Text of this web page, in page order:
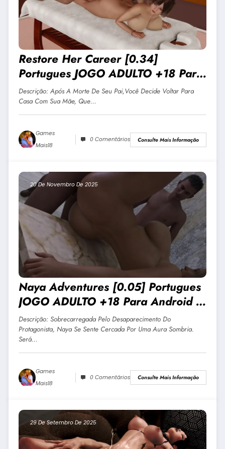
Restore Her Career [0.34]
Portugues JOGO ADULTO +18 Para
Android E PC
Descrição: Após A Morte De Seu Pai,você Decide Voltar Para
Casa Com Sua Mãe, Que…
Games
Mais18
0 Comentários Consulte Mais Informação
20 De Novembro De 2025
Naya Adventures [0.05] Portugues
JOGO ADULTO +18 Para Android E
PC
Descrição: Sobrecarregada Pelo Desaparecimento Do
Protagonista, Naya Se Sente Cercada Por Uma Aura Sombria.
Será…
Games
Mais18
0 Comentários Consulte Mais Informação
29 De Setembro De 2025